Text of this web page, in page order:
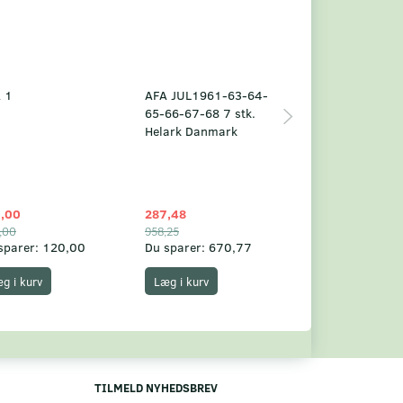
1
120,00
i kurv
AFA JUL1961-63-64-
65-66-67-68 7 stk.
Helark Danmark
287,48
958,25
Du sparer: 670,77
Læg i kurv
TILMELD NYHEDSBREV